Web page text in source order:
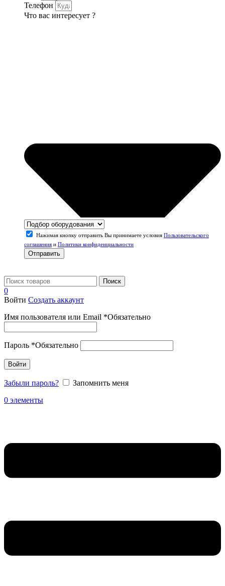
Телефон
Что вас интересует ?
Нажимая кнопку отправить Вы принимаете условия Пользовательского
соглашения и Политики конфиденциальности
Отправить
Поиск
0
Войти Создать аккаунт
Имя пользователя или Email *Обязательно
Пароль *Обязательно
Войти
Забыли пароль?
Запомнить меня
0 элементы